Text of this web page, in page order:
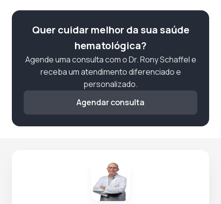
Quer cuidar melhor da sua saúde
hematológica?
Agende uma consulta com o Dr. Rony Schaffel e
receba um atendimento diferenciado e
personalizado.
Agendar consulta